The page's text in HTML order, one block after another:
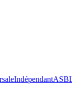
Indépendant